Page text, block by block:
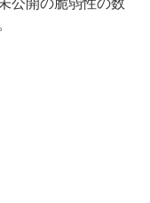
公開の脆弱性の数